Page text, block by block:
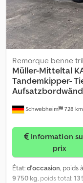
Schwebheim 728 km
Remorque benne
Müller-Mitteltal
Tandemkipper-
prix
État:d'occasion, poids
9 750 kg, poids total:13